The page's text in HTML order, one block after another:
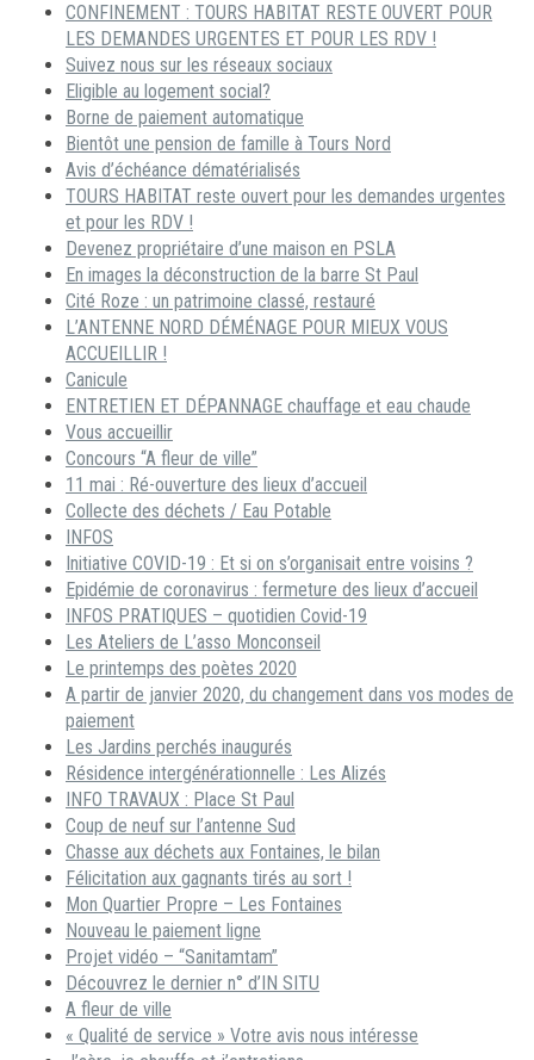
CONFINEMENT : TOURS HABITAT RESTE OUVERT POUR
LES DEMANDES URGENTES ET POUR LES RDV !
Suivez nous sur les réseaux sociaux
Eligible au logement social?
Borne de paiement automatique
Bientôt une pension de famille à Tours Nord
Avis d’échéance dématérialisés
TOURS HABITAT reste ouvert pour les demandes urgentes
et pour les RDV !
Devenez propriétaire d’une maison en PSLA
En images la déconstruction de la barre St Paul
Cité Roze : un patrimoine classé, restauré
L’ANTENNE NORD DÉMÉNAGE POUR MIEUX VOUS
ACCUEILLIR !
Canicule
ENTRETIEN ET DÉPANNAGE chauffage et eau chaude
Vous accueillir
Concours “A fleur de ville”
11 mai : Ré-ouverture des lieux d’accueil
Collecte des déchets / Eau Potable
INFOS
Initiative COVID-19 : Et si on s’organisait entre voisins ?
Epidémie de coronavirus : fermeture des lieux d’accueil
INFOS PRATIQUES – quotidien Covid-19
Les Ateliers de L’asso Monconseil
Le printemps des poètes 2020
A partir de janvier 2020, du changement dans vos modes de
paiement
Les Jardins perchés inaugurés
Résidence intergénérationnelle : Les Alizés
INFO TRAVAUX : Place St Paul
Coup de neuf sur l’antenne Sud
Chasse aux déchets aux Fontaines, le bilan
Félicitation aux gagnants tirés au sort !
Mon Quartier Propre – Les Fontaines
Nouveau le paiement ligne
Projet vidéo – “Sanitamtam”
Découvrez le dernier n° d’IN SITU
A fleur de ville
« Qualité de service » Votre avis nous intéresse